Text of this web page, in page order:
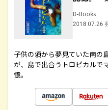
D-Books
2018.07.26
子供の頃から夢見ていた南の
が、島で出合うトロピカルで
憶。